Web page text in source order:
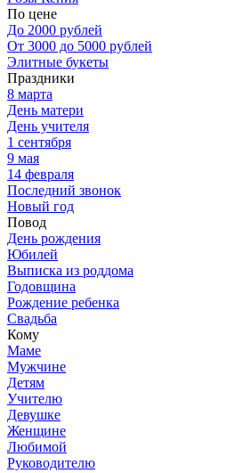
По цене
До 2000 рублей
От 3000 до 5000 рублей
Элитные букеты
Праздники
8 марта
День матери
День учителя
1 сентября
9 мая
14 февраля
Последний звонок
Новый год
Повод
День рождения
Юбилей
Выписка из роддома
Годовщина
Рождение ребенка
Свадьба
Кому
Маме
Мужчине
Детям
Учителю
Девушке
Женщине
Любимой
Руководителю